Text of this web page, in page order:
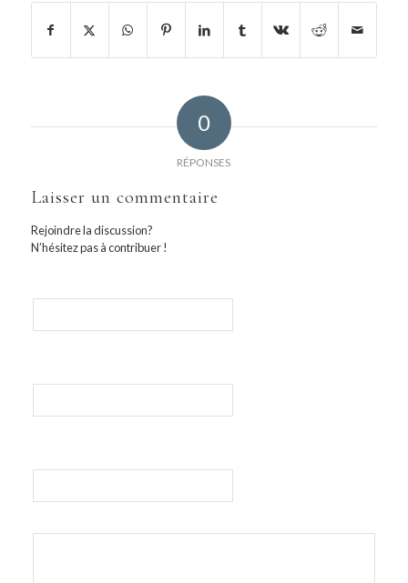
0
RÉPONSES
Laisser un commentaire
Rejoindre la discussion?
N’hésitez pas à contribuer !